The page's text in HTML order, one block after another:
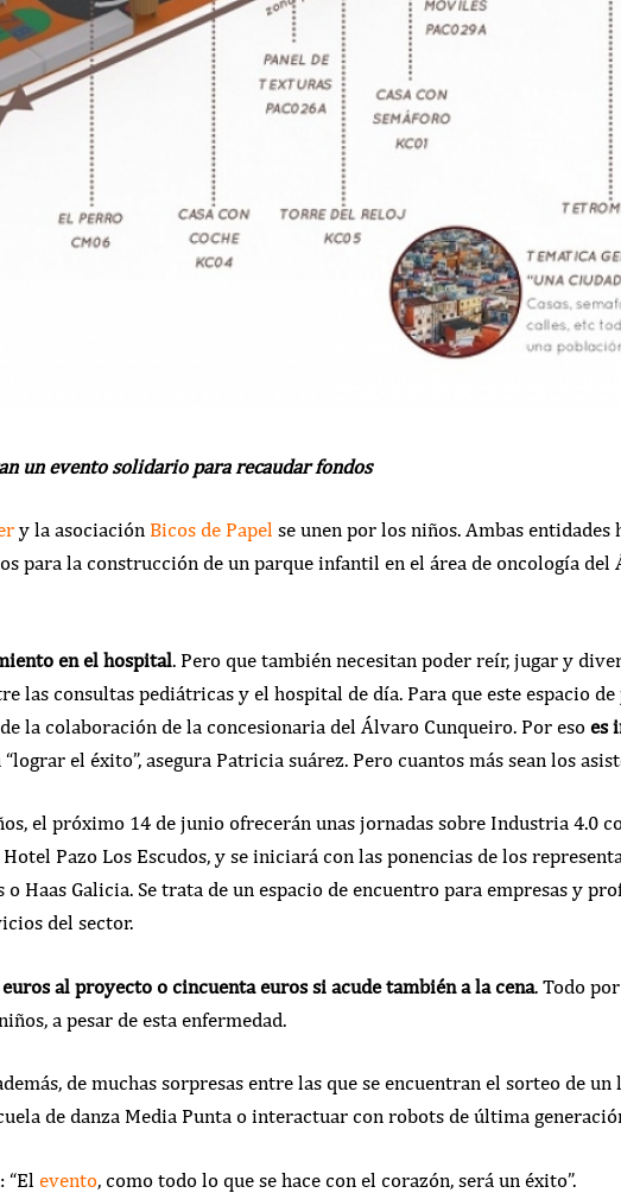
un evento solidario para recaudar fondos
y la asociación Bicos de Papel se unen por los niños. Ambas entidades
para la construcción de un parque infantil en el área de oncología del
en el hospital. Pero que también necesitan poder reír, jugar y
consultas pediátricas y el hospital de día. Para que este espacio de
la colaboración de la concesionaria del Álvaro Cunqueiro. Por esoes
el éxito”, asegura Patricia suárez. Pero cuantos más sean los
el próximo 14 de junio ofrecerán unas jornadas sobre Industria 4.0
Pazo Los Escudos, y se iniciará con las ponencias de los
Haas Galicia. Se trata de un espacio de encuentro para empresas y
del sector.
al proyecto o cincuenta euros si acude también a la cena. Todo
a pesar de esta enfermedad.
de muchas sorpresas entre las que se encuentran el sorteo de
de danza Media Punta o interactuar con robots de última
“El evento, como todo lo que se hace con el corazón, será un éxito”.